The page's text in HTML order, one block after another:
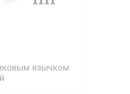
язычком